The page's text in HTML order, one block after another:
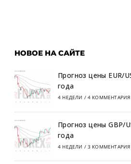
НОВОЕ НА САЙТЕ
Прогноз цены EUR/
года
4 НЕДЕЛИ / 4 КОММЕНТАРИЯ
Прогноз цены GBP/
года
4 НЕДЕЛИ / 3 КОММЕНТАРИЯ